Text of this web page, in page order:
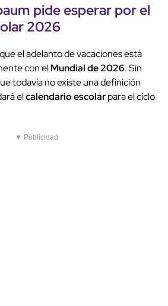
pide esperar por el
2026
el adelanto de vacaciones está
con elMundial de 2026. Sin
todavía no existe una definición
elcalendario escolarpara el ciclo
▼ Publicidad